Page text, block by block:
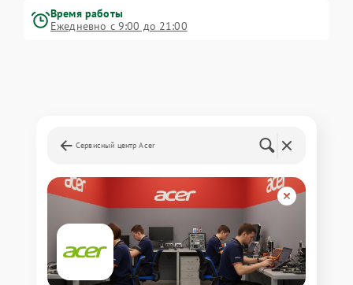
Время работы
Ежедневно с 9:00 до 21:00
Сервисный центр Acer